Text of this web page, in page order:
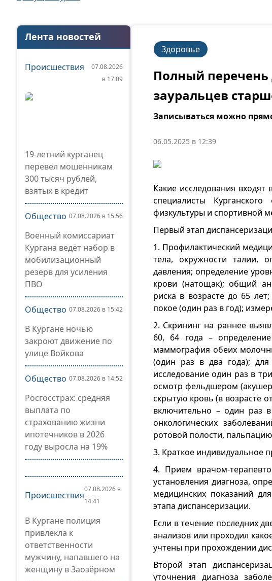
Лента новостей
Происшествия
07.08.2026
в 17:09
19-летний курганец
перевел мошенникам
300 тысяч рублей,
взятых в кредит
Общество 07.08.2026 в 15:56
Военный комиссариат
Кургана ведёт набор в
мобилизационный
резерв для усиления
ПВО
Общество 07.08.2026 в 15:42
В Кургане ночью
закроют движение по
улице Войкова
Общество 07.08.2026 в 14:52
Росгосстрах: средняя
выплата по
страхованию жизни
ипотечников в 2026
году выросла на 19%
Происшествия
07.08.2026 в
14:41
В Кургане полиция
привлекла к
ответственности
мужчину, напавшего на
женщину в Заозёрном
Здоровье
Полный перечень
зауральцев
Записываться можно
06.05.2025 в 12:39
Какие исследования входят
специалисты
физкультуры и спортивной
Первый этап
1. Профилактический
тела, окружности талии,
давления; определение
крови (натощак); общий
риска в возрасте до 65
покое (один раз в год);
2. Скрининг на раннее
60, 64 года –
маммография обеих
(один раз в два года);
исследование один раз в
осмотр фельдшером
скрытую кровь (в возрасте
включительно – один раз
онкологических
ротовой полости,
3. Краткое индивидуальное
4. Прием врачом-
установления диагноза,
медицинских показаний
этапа диспансеризации.
Если в течение последних
анализов или проходил
учтены при прохождении
Второй этап
уточнения диагноза